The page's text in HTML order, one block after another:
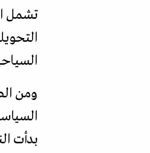
تشمل
ومن
بدأت